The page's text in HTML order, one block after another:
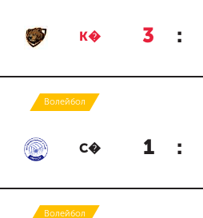
К� 3 :
Волейбол
С� 1 :
Волейбол